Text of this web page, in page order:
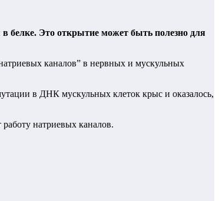
белке. Это открытие может быть полезно для
каналов” в нервных и мускульных
в ДНК мускульных клеток крыс и оказалось,
натриевых каналов.